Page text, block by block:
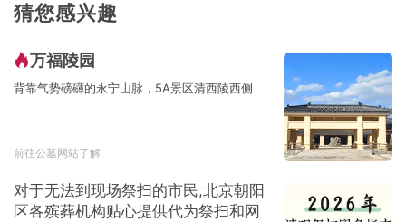
猜您感兴趣
万福陵园
背靠气势磅礴的永宁山脉，5A景区清西陵西侧
前往公墓网站了解
对于无法到现场祭扫的市民,北京朝阳
区各殡葬机构贴心提供代为祭扫和网